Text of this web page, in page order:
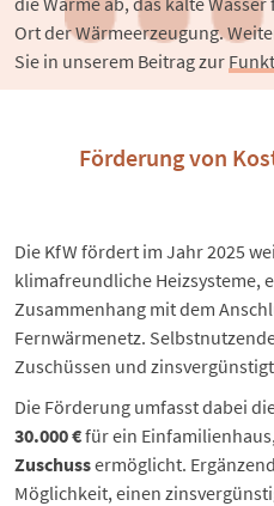
Ort der Wärmeerzeugung.
Sie in unserem Beitrag zur
Förderung von
Die KfW fördert im Jahr 2025
klimafreundliche Heizsysteme,
Zusammenhang mit dem
Fernwärmenetz.
Zuschüssen und
Die Förderung umfasst dabei
30.000 €für ein
Zuschussermöglicht.
Möglichkeit, einen